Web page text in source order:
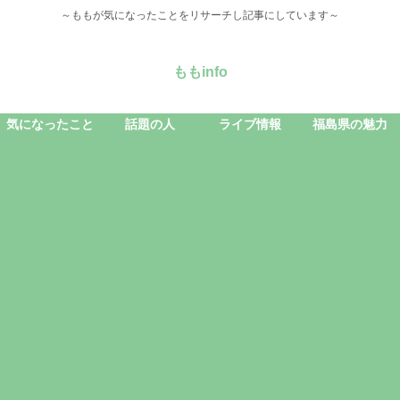
～ももが気になったことをリサーチし記事にしています～
ももinfo
気になったこと 話題の人 ライブ情報 福島県の魅力